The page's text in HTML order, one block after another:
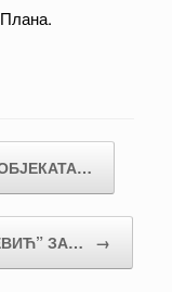
ЗА… →